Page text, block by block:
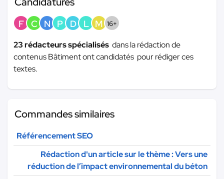
F C N P D L M 16+
23 rédacteurs spécialisés dans la rédaction de
contenus Bâtiment ont candidatés pour rédiger ces
textes.
Commandes similaires
Référencement SEO
Rédaction d'un article sur le thème : Vers une
réduction de l’impact environnemental du béton